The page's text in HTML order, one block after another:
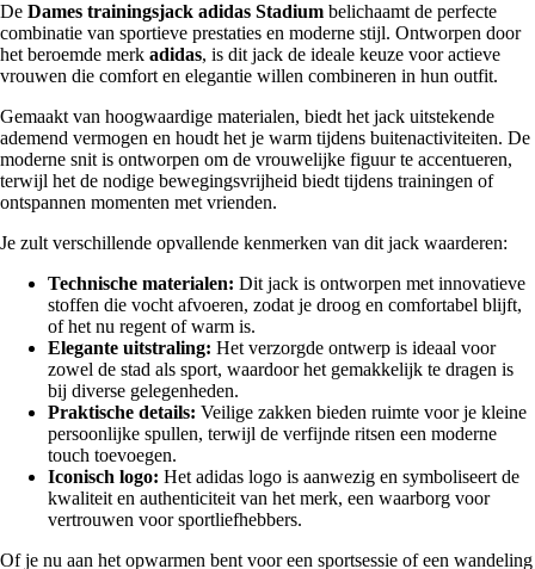
De Dames trainingsjack adidas Stadium belichaamt de perfecte
combinatie van sportieve prestaties en moderne stijl. Ontworpen door
het beroemde merk adidas, is dit jack de ideale keuze voor actieve
vrouwen die comfort en elegantie willen combineren in hun outfit.
Gemaakt van hoogwaardige materialen, biedt het jack uitstekende
ademend vermogen en houdt het je warm tijdens buitenactiviteiten. De
moderne snit is ontworpen om de vrouwelijke figuur te accentueren,
terwijl het de nodige bewegingsvrijheid biedt tijdens trainingen of
ontspannen momenten met vrienden.
Je zult verschillende opvallende kenmerken van dit jack waarderen:
Technische materialen: Dit jack is ontworpen met innovatieve
stoffen die vocht afvoeren, zodat je droog en comfortabel blijft,
of het nu regent of warm is.
Elegante uitstraling: Het verzorgde ontwerp is ideaal voor
zowel de stad als sport, waardoor het gemakkelijk te dragen is
bij diverse gelegenheden.
Praktische details: Veilige zakken bieden ruimte voor je kleine
persoonlijke spullen, terwijl de verfijnde ritsen een moderne
touch toevoegen.
Iconisch logo: Het adidas logo is aanwezig en symboliseert de
kwaliteit en authenticiteit van het merk, een waarborg voor
vertrouwen voor sportliefhebbers.
Of je nu aan het opwarmen bent voor een sportsessie of een wandeling